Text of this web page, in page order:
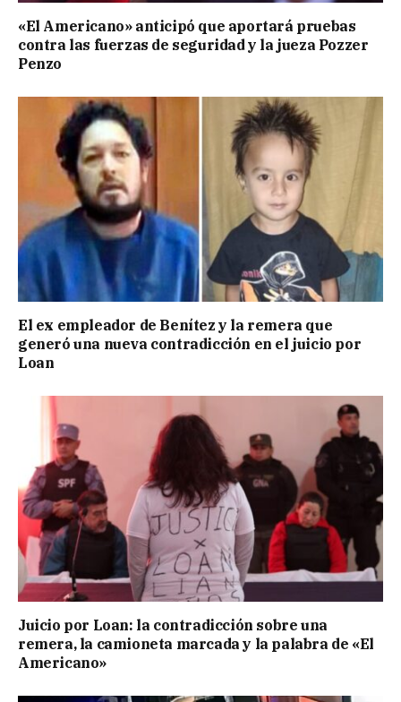
«El Americano» anticipó que aportará pruebas
contra las fuerzas de seguridad y la jueza Pozzer
Penzo
El ex empleador de Benítez y la remera que
generó una nueva contradicción en el juicio por
Loan
Juicio por Loan: la contradicción sobre una
remera, la camioneta marcada y la palabra de «El
Americano»